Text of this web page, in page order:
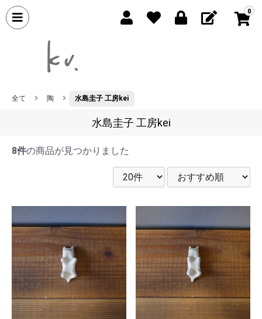
0
全て 陶 水島圭子 工房kei
水島圭子 工房kei
8件の商品が見つかりました